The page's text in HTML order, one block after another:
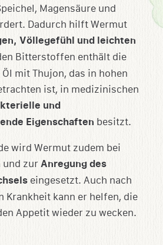
Magensäure und
Dadurch hilft Wermut
Völlegefühl und leichten
Bitterstoffen enthält die
mit Thujon, das in hohen
ist, in medizinischen
und
Eigenschaften besitzt.
wird Wermut zudem bei
und zur Anregung des
eingesetzt. Auch nach
Krankheit kann er helfen, die
Appetit wieder zu wecken.